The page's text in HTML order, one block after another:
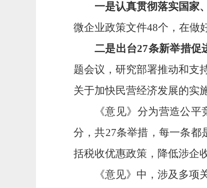
一是认真贯彻落实国家
微企业政策文件48个，在做
二是出台27条新举措促
题会议，研究部署推动和支
关于加快民营经济发展的实
《意见》分为营造公
分，共27条举措，每一条都
括税收优惠政策，降低涉企
《意见》中，涉及多